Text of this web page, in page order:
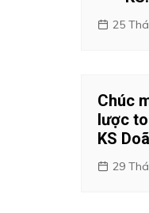
25
Chúc
lược
KS
29